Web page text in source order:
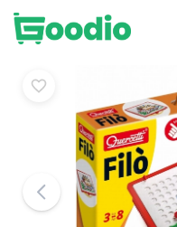
159 DKK